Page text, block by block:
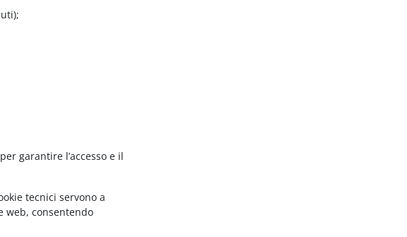
garantire l’accesso e il
tecnici servono a
web, consentendo